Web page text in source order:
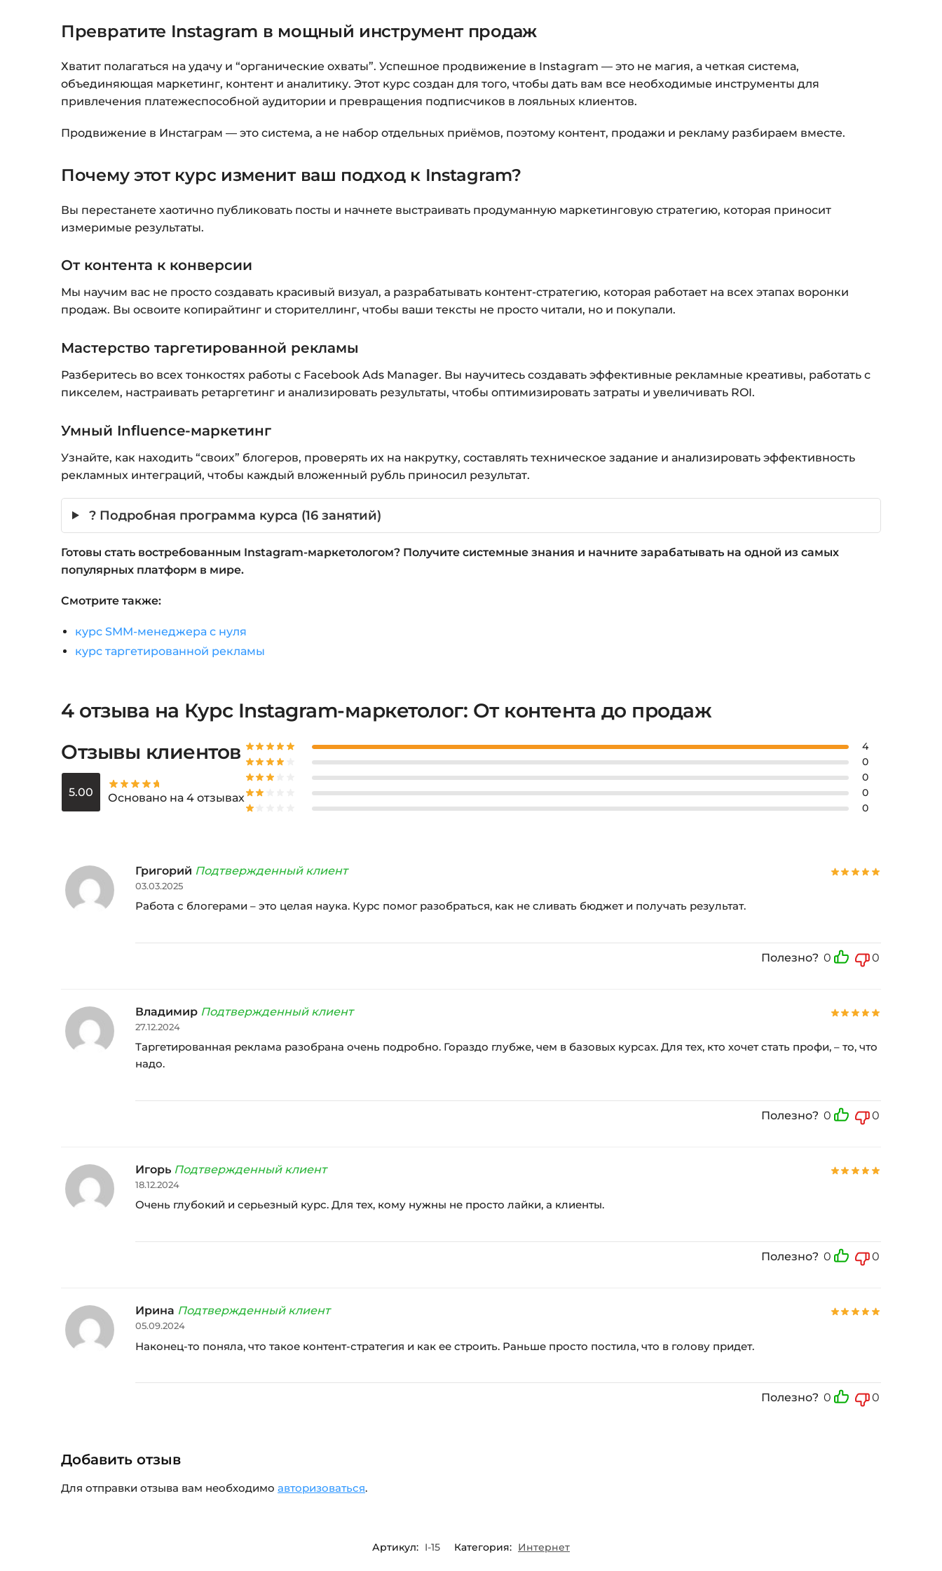
Оплатите удобным способом (более 8 способов оплаты).
«Перейти к загрузкам». Нажмите её — и откроется страница с
курсами.
Вопросы?Пишите наinfo@siluette.com.uaили в чат на сайте.
Превратите Instagram в мощный инструмент продаж
Хватит полагаться на удачу и “органические охваты”. Успешное продвижение в Instagram — это не магия, а четкая система,
объединяющая маркетинг, контент и аналитику. Этот курс создан для того, чтобы дать вам все необходимые инструменты для
привлечения платежеспособной аудитории и превращения подписчиков в лояльных клиентов.
Продвижение в Инстаграм — это система, а не набор отдельных приёмов, поэтому контент, продажи и рекламу разбираем вместе.
Почему этот курс изменит ваш подход к Instagram?
Вы перестанете хаотично публиковать посты и начнете выстраивать продуманную маркетинговую стратегию, которая приносит
измеримые результаты.
От контента к конверсии
Мы научим вас не просто создавать красивый визуал, а разрабатывать контент-стратегию, которая работает на всех этапах воронки
продаж. Вы освоите копирайтинг и сторителлинг, чтобы ваши тексты не просто читали, но и покупали.
Мастерство таргетированной рекламы
Разберитесь во всех тонкостях работы с Facebook Ads Manager. Вы научитесь создавать эффективные рекламные креативы, работать с
пикселем, настраивать ретаргетинг и анализировать результаты, чтобы оптимизировать затраты и увеличивать ROI.
Умный Influence-маркетинг
Узнайте, как находить “своих” блогеров, проверять их на накрутку, составлять техническое задание и анализировать эффективность
рекламных интеграций, чтобы каждый вложенный рубль приносил результат.
? Подробная программа курса (16 занятий)
Готовы стать востребованным Instagram-маркетологом? Получите системные знания и начните зарабатывать на одной из самых
популярных платформ в мире.
Смотрите также:
курс SMM-менеджера с нуля
курс таргетированной рекламы
4 отзыва на Курс Instagram-маркетолог: От контента до продаж
Отзывы клиентов
5.00 Основано на 4 отзывах
4
0
0
0
0
Григорий Подтвержденный клиент
03.03.2025
Работа с блогерами – это целая наука. Курс помог разобраться, как не сливать бюджет и получать результат.
Полезно? 0 0
Владимир Подтвержденный клиент
27.12.2024
Таргетированная реклама разобрана очень подробно. Гораздо глубже, чем в базовых курсах. Для тех, кто хочет стать профи, – то, что
надо.
Полезно? 0 0
Игорь Подтвержденный клиент
18.12.2024
Очень глубокий и серьезный курс. Для тех, кому нужны не просто лайки, а клиенты.
Полезно? 0 0
Ирина Подтвержденный клиент
05.09.2024
Наконец-то поняла, что такое контент-стратегия и как ее строить. Раньше просто постила, что в голову придет.
Полезно? 0 0
Добавить отзыв
Для отправки отзыва вам необходимоавторизоваться.
Артикул: I-15 Категория: Интернет